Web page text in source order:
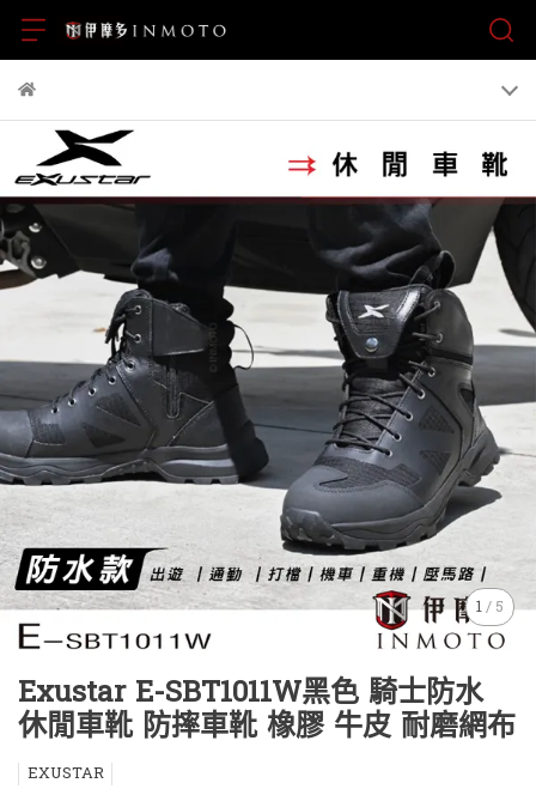
1/5
Exustar E-SBT1011W黑色 騎士防水
休閒車靴 防摔車靴 橡膠 牛皮 耐磨網布
EXUSTAR